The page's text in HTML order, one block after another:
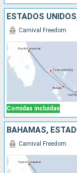
ESTADOS
Comidas incluidas
Carnival Freedom
BAHAMAS,
Carnival Freedom